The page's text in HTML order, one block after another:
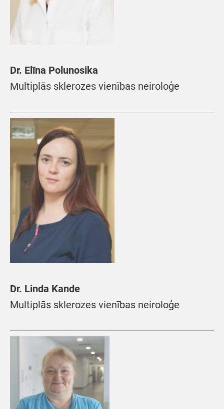
Dr. Elīna Polunosika
Multiplās sklerozes vienības neiroloģe
Dr. Linda Kande
Multiplās sklerozes vienības neiroloģe